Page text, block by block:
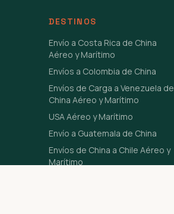
DESTINOS
Envío a Costa Rica de China
Aéreo y Marítimo
Envíos a Colombia de China
Envíos de Carga a Venezuela de
China Aéreo y Marítimo
USA Aéreo y Marítimo
Envío a Guatemala de China
Envíos de China a Chile Aéreo y
Marítimo